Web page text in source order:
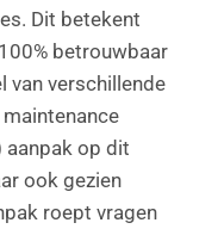
Dit betekent
betrouwbaar
van verschillende
aanpak op dit
ook gezien
roept vragen